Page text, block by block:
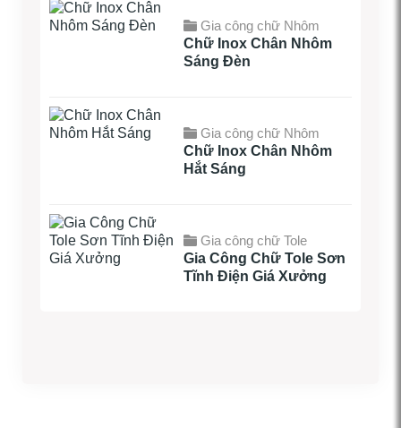
Gia công chữ Nhôm
Chữ Inox Chân Nhôm
Sáng Đèn
Gia công chữ Nhôm
Chữ Inox Chân Nhôm
Hắt Sáng
Gia công chữ Tole
Gia Công Chữ Tole Sơn
Tĩnh Điện Giá Xưởng